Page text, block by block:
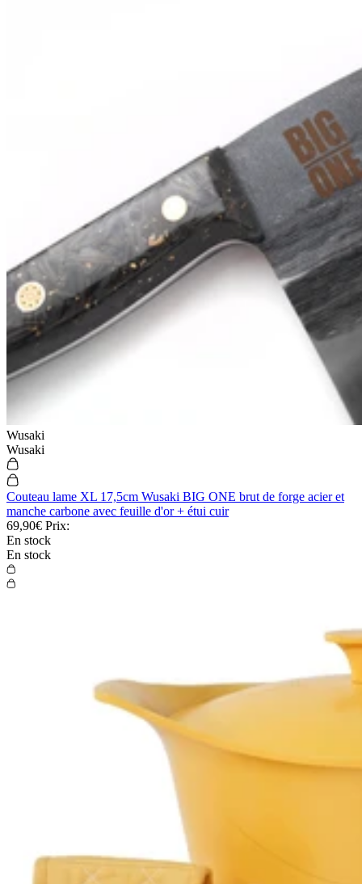
Wusaki
Wusaki
Couteau lame XL 17,5cm Wusaki BIG ONE brut de forge acier et
manche carbone avec feuille d'or + étui cuir
69,90€ Prix:
En stock
En stock